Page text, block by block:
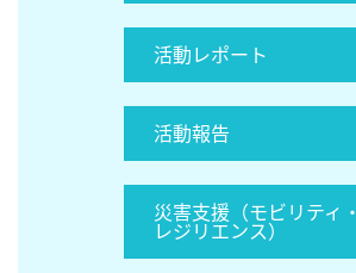
活動レポート
活動報告
災害支援（モビリティ・
レジリエンス）